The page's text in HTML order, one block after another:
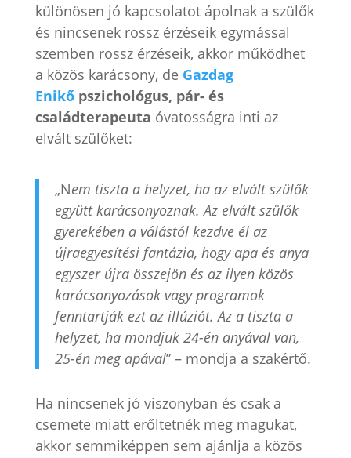
különösen jó kapcsolatot ápolnak a szülők
és nincsenek rossz érzéseik egymással
szemben rossz érzéseik, akkor működhet
a közös karácsony, de Gazdag
Enikőpszichológus, pár- és
családterapeuta óvatosságra inti az
elvált szülőket:
„Nem tiszta a helyzet, ha az elvált szülők
együtt karácsonyoznak. Az elvált szülők
gyerekében a válástól kezdve él az
újraegyesítési fantázia, hogy apa és anya
egyszer újra összejön és az ilyen közös
karácsonyozások vagy programok
fenntartják ezt az illúziót. Az a tiszta a
helyzet, ha mondjuk 24-én anyával van,
25-én meg apával” – mondja a szakértő.
Ha nincsenek jó viszonyban és csak a
csemete miatt erőltetnék meg magukat,
akkor semmiképpen sem ajánlja a közös